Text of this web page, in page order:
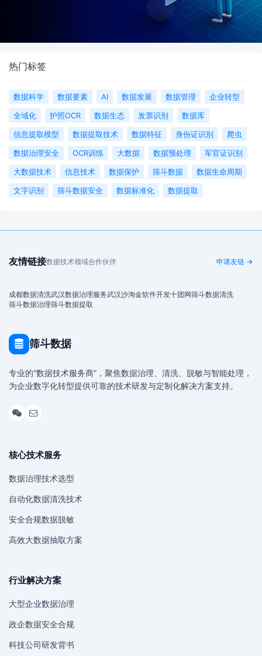
热门标签
数据科学 数据要素 AI 数据发展 数据管理
企业转型
全域化
护照OCR 数据生态 发票识别
数据库
信息提取模型
数据提取技术 数据特征 身份证识别
爬虫
数据治理安全
OCR训练 大数据 数据预处理
军官证识别
大数据技术
信息技术 数据保护 筛斗数据
数据生命周期
文字识别
筛斗数据安全 数据标准化 数据提取
友情链接数据技术领域合作伙伴 申请友链 →
成都数据清洗武汉数据治理服务武汉沙淘金软件开发十团网筛斗数据清洗
筛斗数据治理筛斗数据提取
筛斗数据
专业的“数据技术服务商”，聚焦数据治理、清洗、脱敏与智能处理，
为企业数字化转型提供可靠的技术研发与定制化解决方案支持。
核心技术服务
数据治理技术选型
自动化数据清洗技术
安全合规数据脱敏
高效大数据抽取方案
行业解决方案
大型企业数据治理
政企数据安全合规
科技公司研发背书